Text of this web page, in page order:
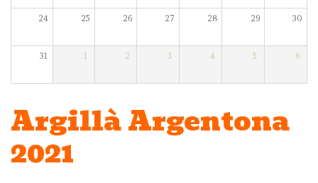
24 25 26 27 28 29 30
31 1 2 3 4 5 6
Argillà Argentona
2021